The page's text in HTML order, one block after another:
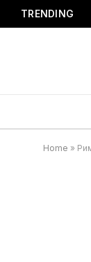
TRENDING
Home »